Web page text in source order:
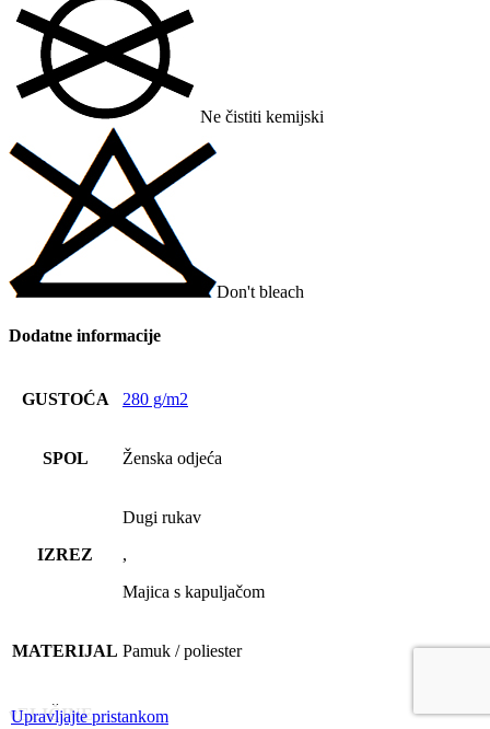
Ne čistiti kemijski
Don't bleach
Dodatne informacije
GUSTOĆA 280 g/m2
SPOL Ženska odjeća
IZREZ
Dugi rukav
,
Majica s kapuljačom
MATERIJAL Pamuk / poliester
vELIČINE
Upravljajte pristankom